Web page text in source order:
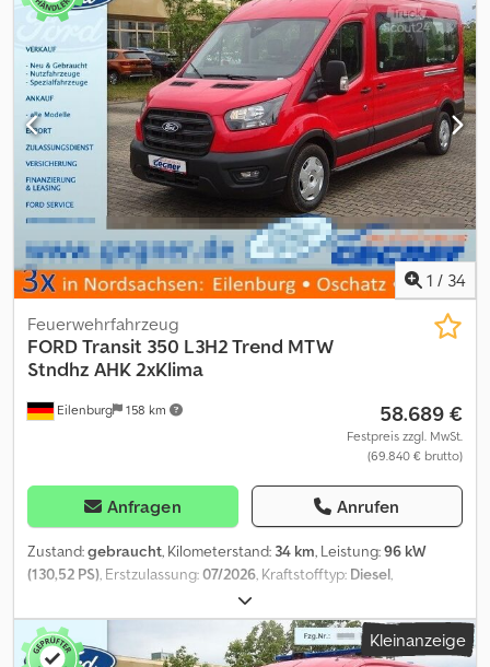
1 / 34
Eilenburg 158 km
Feuerwehrfahrzeug
FORDTransit 350 L3H2 Trend MTW
Stndhz AHK 2xKlima
58.689 €
Festpreis zzgl. MwSt.
(69.840 € brutto)
Anfragen Anrufen
Zustand:gebraucht, Kilometerstand: 34 km, Leistung:96 kW
(130,52 PS) , Erstzulassung:07/2026 , Kraftstofftyp: Diesel
, Farbe:Rot
Anzahl der Sitzplätze:9, Gesamtlänge:5.981 mm, Gesamtbreite:
2.533 mm, Gesamthöhe: 2.448 mm, Ausstattung:ABS,Kleinanzeige